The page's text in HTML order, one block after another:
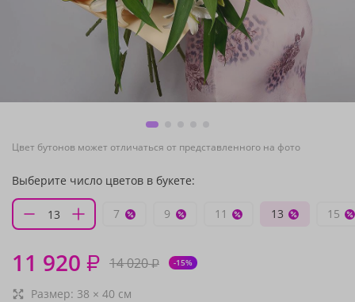
Цвет бутонов может отличаться от представленного на фото
Выберите число цветов в букете:
7 9 11 13 15
11 920 ₽ 14 020₽ -15%
Размер: 38 × 40 см